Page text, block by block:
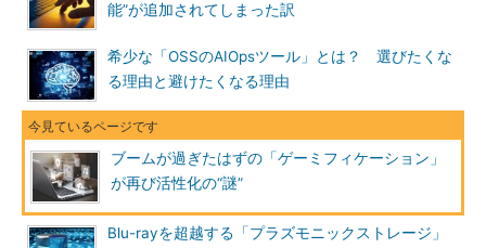
能”が追加されてしまった訳
希少な「OSSのAIOpsツール」とは？ 選びたくな
る理由と避けたくなる理由
ブームが過ぎたはずの「ゲーミフィケーション」
が再び活性化の“謎”
Blu-rayを超越する「プラズモニックストレージ」